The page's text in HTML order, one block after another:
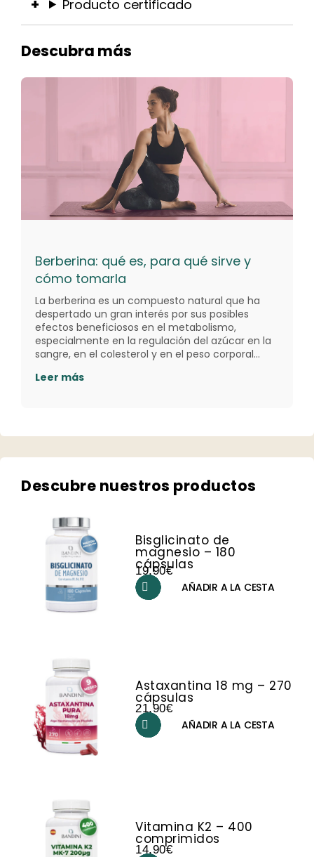
Producto certificado
Descubra más
Berberina: qué es, para qué sirve y
cómo tomarla
La berberina es un compuesto natural que ha
despertado un gran interés por sus posibles
efectos beneficiosos en el metabolismo,
especialmente en la regulación del azúcar en la
sangre, en el colesterol y en el peso corporal…
Leer más
Descubre nuestros productos​
Bisglicinato de
magnesio – 180
cápsulas
19,90€
AÑADIR A LA CESTA
Astaxantina 18 mg – 270
cápsulas
21,90€
AÑADIR A LA CESTA
Vitamina K2 – 400
comprimidos
14,90€